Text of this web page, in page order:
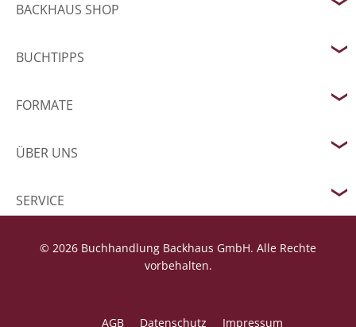
BACKHAUS SHOP
BUCHTIPPS
FORMATE
ÜBER UNS
SERVICE
© 2026 Buchhandlung Backhaus GmbH. Alle Rechte
vorbehalten.
AGB Datenschutz Impressum